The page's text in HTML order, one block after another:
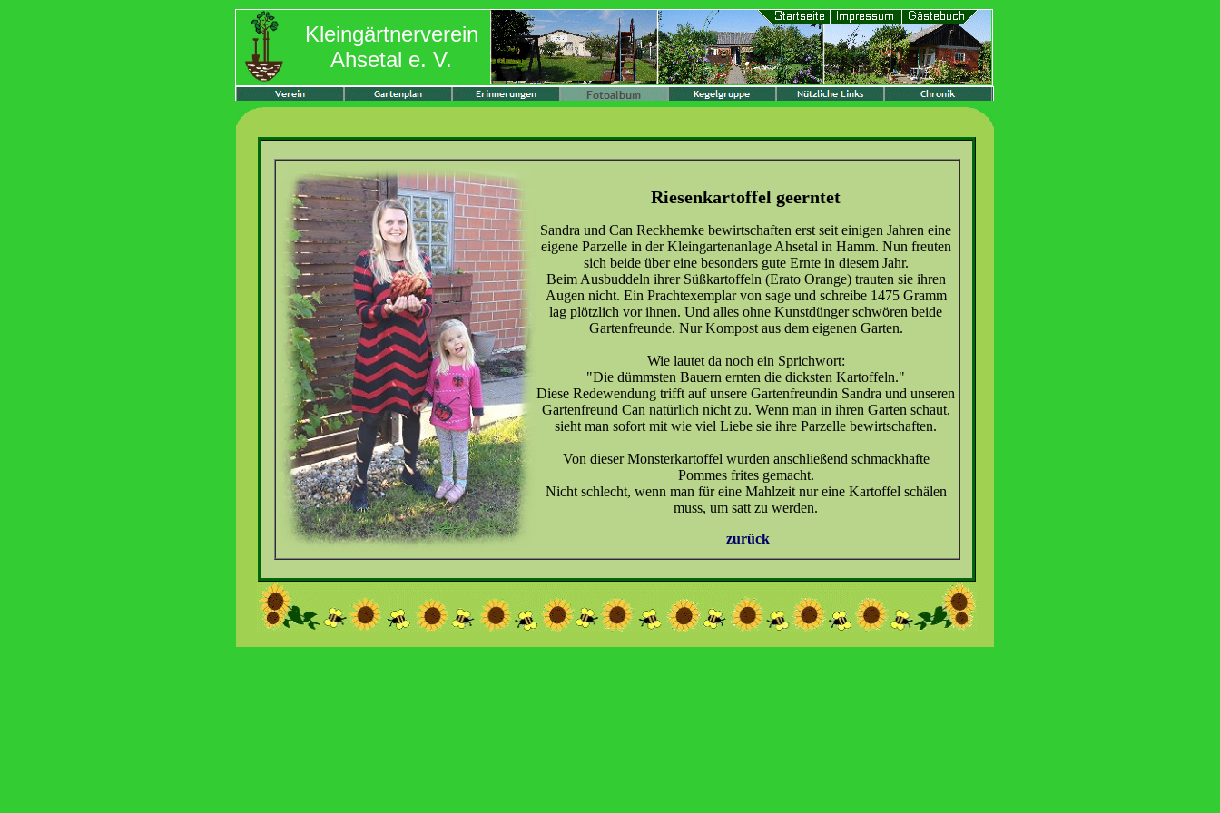
Kleingärtnerverein
Ahsetal e. V.
Riesenkartoffel geerntet
Sandra und Can Reckhemke bewirtschaften erst seit einigen Jahren eine
eigene Parzelle in der Kleingartenanlage Ahsetal in Hamm. Nun freuten
sich beide über eine besonders gute Ernte in diesem Jahr.
Beim Ausbuddeln ihrer Süßkartoffeln (Erato Orange) trauten sie ihren
Augen nicht. Ein Prachtexemplar von sage und schreibe 1475 Gramm
lag plötzlich vor ihnen. Und alles ohne Kunstdünger schwören beide
Gartenfreunde. Nur Kompost aus dem eigenen Garten.
Wie lautet da noch ein Sprichwort:
"Die dümmsten Bauern ernten die dicksten Kartoffeln."
Diese Redewendung trifft auf unsere Gartenfreundin Sandra und unseren
Gartenfreund Can natürlich nicht zu. Wenn man in ihren Garten schaut,
sieht man sofort mit wie viel Liebe sie ihre Parzelle bewirtschaften.
Von dieser Monsterkartoffel wurden anschließend schmackhafte
Pommes frites gemacht.
Nicht schlecht, wenn man für eine Mahlzeit nur eine Kartoffel schälen
muss, um satt zu werden.
zurück